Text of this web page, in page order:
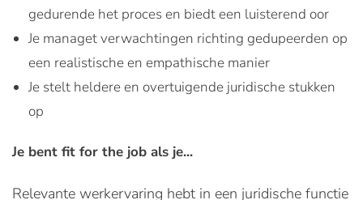
gedurende het proces en biedt een luisterend oor
Je managet verwachtingen richting gedupeerden op
een realistische en empathische manier
Je stelt heldere en overtuigende juridische stukken
op
Je bent fit for the job als je...
Relevante werkervaring hebt in een juridische functie